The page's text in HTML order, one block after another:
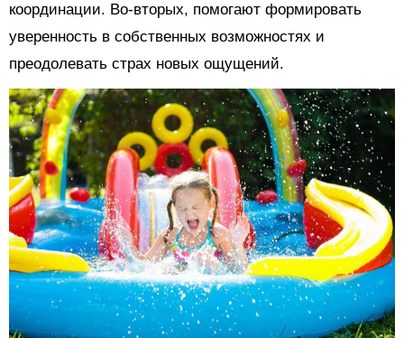
координации. Во-вторых, помогают формировать
уверенность в собственных возможностях и
преодолевать страх новых ощущений.